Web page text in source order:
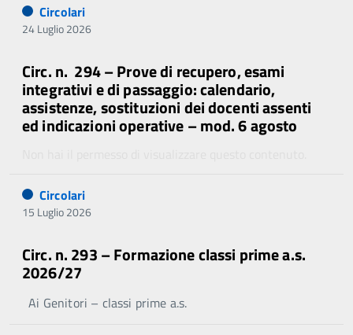
Circolari
24 Luglio 2026
Circ. n. 294 – Prove di recupero, esami
integrativi e di passaggio: calendario,
assistenze, sostituzioni dei docenti assenti
ed indicazioni operative – mod. 6 agosto
Circolari
15 Luglio 2026
Circ. n. 293 – Formazione classi prime a.s.
2026/27
Ai Genitori – classi prime a.s.